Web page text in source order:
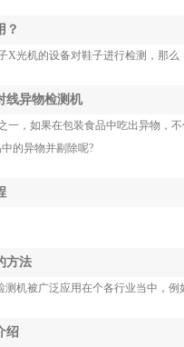
？
X光机的设备对鞋子进行检测，那么
线异物检测机
一，如果在包装食品中吃出异物，
的异物并剔除呢?
方法
机被广泛应用在个各行业当中，
绍